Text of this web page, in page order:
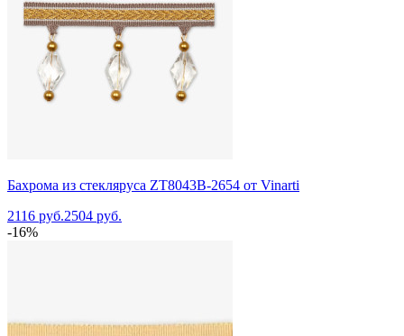
Бахрома из стекляруса ZT8043B-2654 от Vinarti
2116 руб.2504 руб.
-16%